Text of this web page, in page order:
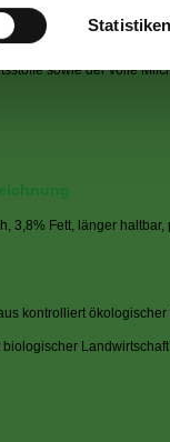
Statistiken
gereinigt sowie
und ist dadurch länger
sowie der volle
3,8% Fett, länger haltbar,
kontrolliert ökologischer
Landwirtschaft